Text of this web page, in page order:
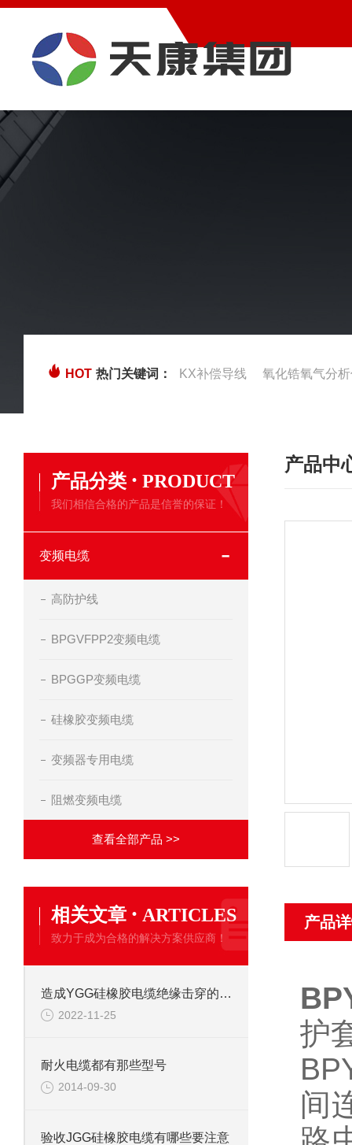
HOT 热门关键词： KX补偿导线 氧化锆氧气分
产品分类 · PRODUCT
我们相信合格的产品是信誉的保证！
变频电缆
高防护线
BPGVFPP2变频电缆
BPGGP变频电缆
硅橡胶变频电缆
变频器专用电缆
阻燃变频电缆
查看全部产品 >>
相关文章 · ARTICLES
致力于成为合格的解决方案供应商！
造成YGG硅橡胶电缆绝缘击穿的原因有哪些？
2022-11-25
耐火电缆都有那些型号
2014-09-30
验收JGG硅橡胶电缆有哪些要注意
产品中
产品
护
间